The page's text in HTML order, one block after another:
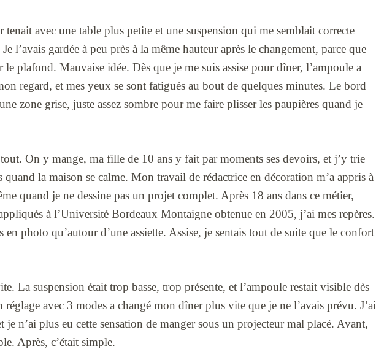
tenait avec une table plus petite et une suspension qui me semblait correcte
l’avais gardée à peu près à la même hauteur après le changement, parce que
le plafond. Mauvaise idée. Dès que je me suis assise pour dîner, l’ampoule a
regard, et mes yeux se sont fatigués au bout de quelques minutes. Le bord
zone grise, juste assez sombre pour me faire plisser les paupières quand je
On y mange, ma fille de 10 ans y fait par moments ses devoirs, et j’y trie
quand la maison se calme. Mon travail de rédactrice en décoration m’a appris à
quand je ne dessine pas un projet complet. Après 18 ans dans ce métier,
à l’Université Bordeaux Montaigne obtenue en 2005, j’ai mes repères.
photo qu’autour d’une assiette. Assise, je sentais tout de suite que le confort
La suspension était trop basse, trop présente, et l’ampoule restait visible dès
réglage avec 3 modes a changé mon dîner plus vite que je ne l’avais prévu. J’ai
je n’ai plus eu cette sensation de manger sous un projecteur mal placé. Avant,
Après, c’était simple.